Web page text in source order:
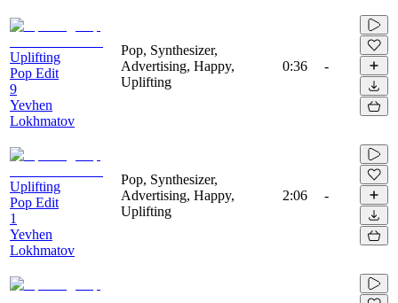
Uplifting
Pop Edit
9
Yevhen
Lokhmatov
Pop, Synthesizer,
Advertising, Happy,
Uplifting
0:36 -
Uplifting
Pop Edit
1
Yevhen
Lokhmatov
Pop, Synthesizer,
Advertising, Happy,
Uplifting
2:06 -